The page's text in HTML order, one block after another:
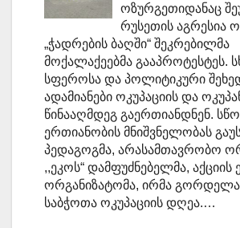
ოზურგეთიდანაც
რუსეთის აგრესია
„ჭადრების ბაღში“ შეკრებილმა
მოქალაქეებმა გააპროტესტეს.
სფეროსა და პოლიტიკური
ადამიანები ოკუპაციის და
წინააღმდეგ გაერთიანდნენ.
ერთიანობის მნიშვნელობას
პედაგოგმა, არასამთავრობო
,,ეკოს“ დამფუძნებელმა,
ორგანიზატომა, ირმა
საბჭოთა ოკუპაციის დღეა.…